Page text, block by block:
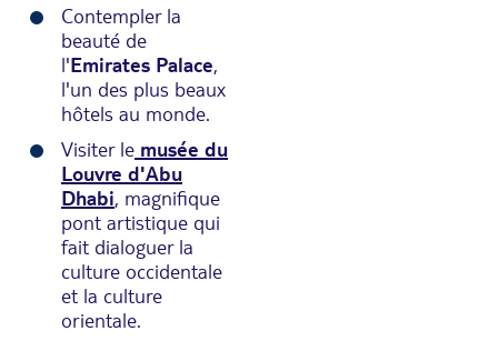
Contempler la
beauté de
l'Emirates Palace,
l'un des plus beaux
hôtels au monde.
Visiter le musée du
Louvre d'Abu
Dhabi, magnifique
pont artistique qui
fait dialoguer la
culture occidentale
et la culture
orientale.